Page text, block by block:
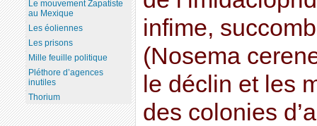
infime,
(Nosema
le déclin et les
des colonies
Le mouvement Zapatiste
au Mexique
Les éoliennes
Les prisons
Mille feuille politique
Pléthore d’agences
inutiles
Thorium